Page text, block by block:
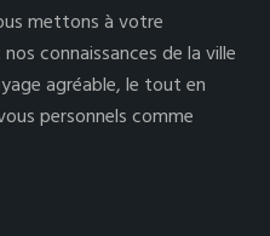
mettons à votre
connaissances de la ville
agréable, le tout en
personnels comme